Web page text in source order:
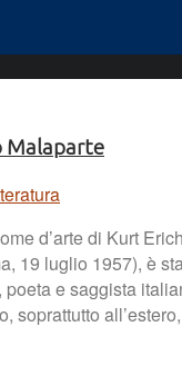
Malaparte
d’arte di Kurt
19 luglio 1957), è
e saggista
soprattutto